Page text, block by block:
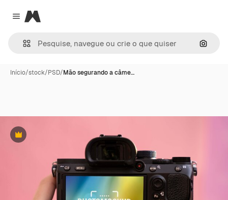
Close menu
Magnific
Início/stock/PSD/Mão segurando a câme…
Premium